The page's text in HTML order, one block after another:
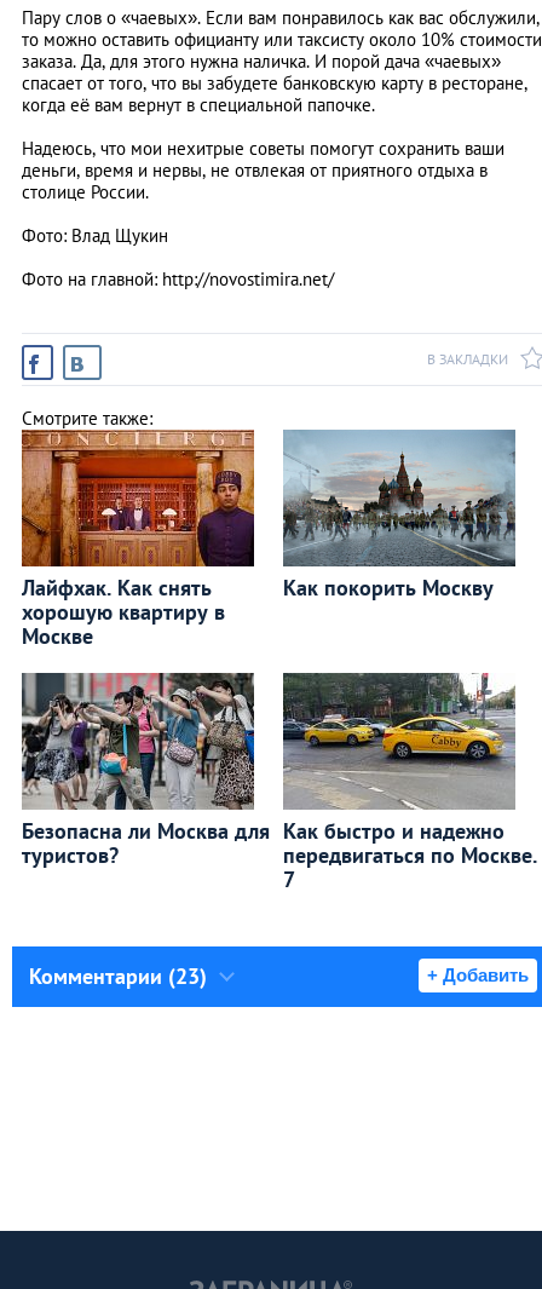
Пару слов о «чаевых». Если вам понравилось как вас обслужили,
то можно оставить официанту или таксисту около 10% стоимости
заказа. Да, для этого нужна наличка. И порой дача «чаевых»
спасает от того, что вы забудете банковскую карту в ресторане,
когда её вам вернут в специальной папочке.
Надеюсь, что мои нехитрые советы помогут сохранить ваши
деньги, время и нервы, не отвлекая от приятного отдыха в
столице России.
Фото: Влад Щукин
Фото на главной: http://novostimira.net/
В ЗАКЛАДКИ
Смотрите также:
Лайфхак. Как снять
хорошую квартиру в
Москве
Как покорить Москву
Безопасна ли Москва для
туристов?
Как быстро и надежно
передвигаться по Москве.
7
Комментарии (23) + Добавить